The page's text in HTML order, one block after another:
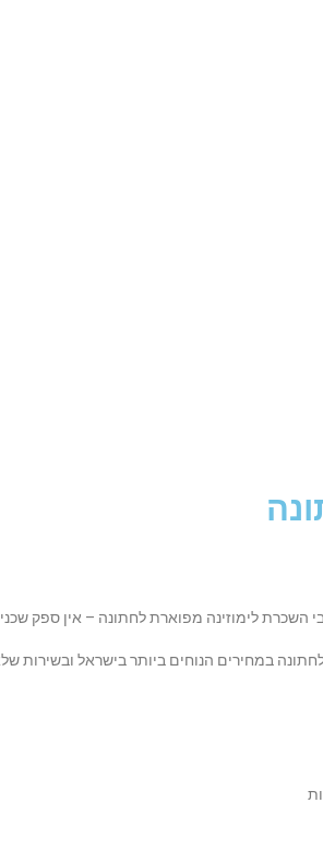
השכרת לימוזינה מפוארת לחתונה – אין ספק
במחירים הנוחים ביותר בישראל